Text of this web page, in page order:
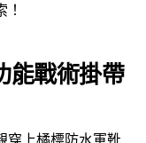
能戰術掛帶